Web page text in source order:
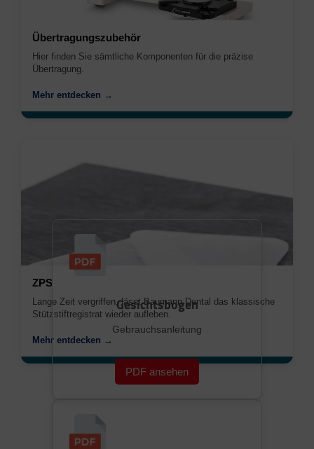
Übertragungszubehör
Hier finden Sie sämtliche Komponenten für die präzise
Übertragung.
Mehr entdecken →
ZPS
Lange Zeit vergriffen, lässt Baumann Dental das klassische
Stützstiftregistrat wieder aufleben.
Mehr entdecken →
Gesichtsbogen
Gebrauchsanleitung
PDF ansehen